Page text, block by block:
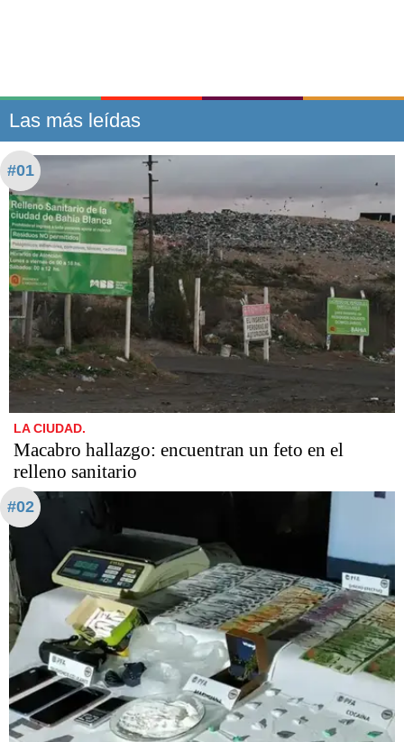
Las más leídas
#01
LA CIUDAD.
Macabro hallazgo: encuentran un feto en el
relleno sanitario
#02